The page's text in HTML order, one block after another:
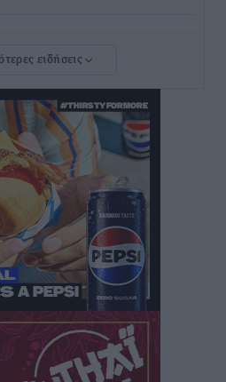
Ραφήνα και Λαύριο
στις τουριστικές επενδύσεις
13 Περιφέρειες για μέτρα
να λάβουν ενίσχυση για
ειδήσεις